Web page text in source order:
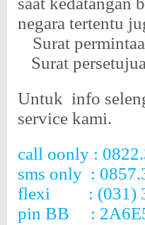
negara tertentu
Surat
Surat
Untuk info
service kami.
call oonly :
sms only :
flexi
: (031)
pin BB
: